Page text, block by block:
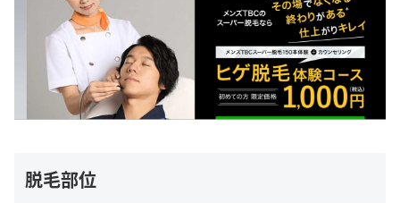
脱毛部位